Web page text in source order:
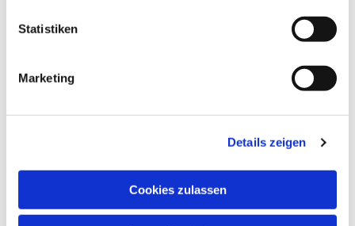
Statistiken
Marketing
Details zeigen
Cookies zulassen